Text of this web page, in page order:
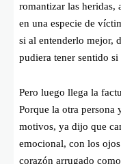
romantizar las heridas,
en una especie de
si al entenderlo mejor,
pudiera tener sentido
Pero luego llega la
Porque la otra persona
motivos, ya dijo que
emocional, con los
corazón arrugado